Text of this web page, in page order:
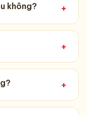
không? +
+
+